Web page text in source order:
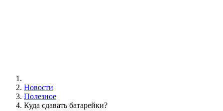
Новости
Полезное
Куда сдавать батарейки?